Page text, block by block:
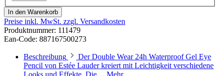
In den Warenkorb
Preise inkl. MwSt. zzgl. Versandkosten
Produktnummer: 111479
Ean-Code: 887167500273
Beschreibung
Der Double Wear 24h Waterproof Gel Eye
Pencil von Estée Lauder kreiert mit Leichtigkeit verschiedene
Looks und Effekte. Die… Mehr